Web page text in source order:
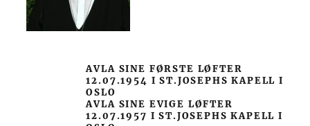
AVLA SINE FØRSTE LØFTER
12.07.1954 I ST.JOSEPHS KAPELL I
OSLO
AVLA SINE EVIGE LØFTER
12.07.1957 I ST.JOSEPHS KAPELL I